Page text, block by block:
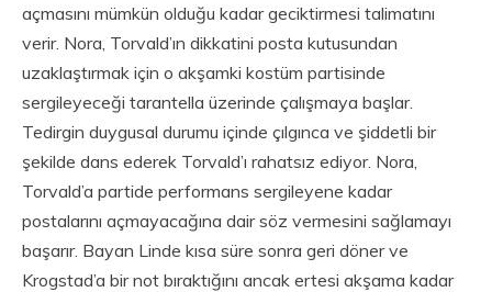
açmasını mümkün olduğu kadar geciktirmesi talimatını
verir. Nora, Torvald’ın dikkatini posta kutusundan
uzaklaştırmak için o akşamki kostüm partisinde
sergileyeceği tarantella üzerinde çalışmaya başlar.
Tedirgin duygusal durumu içinde çılgınca ve şiddetli bir
şekilde dans ederek Torvald’ı rahatsız ediyor. Nora,
Torvald’a partide performans sergileyene kadar
postalarını açmayacağına dair söz vermesini sağlamayı
başarır. Bayan Linde kısa süre sonra geri döner ve
Krogstad’a bir not bıraktığını ancak ertesi akşama kadar